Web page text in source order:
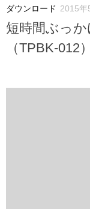
ダウンロード 2015年
短時間ぶっ
（TPBK-012